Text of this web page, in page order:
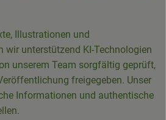
Illustrationen und
wir unterstützend KI-Technologien
unserem Team sorgfältig geprüft,
freigegeben. Unser
Informationen und authentische